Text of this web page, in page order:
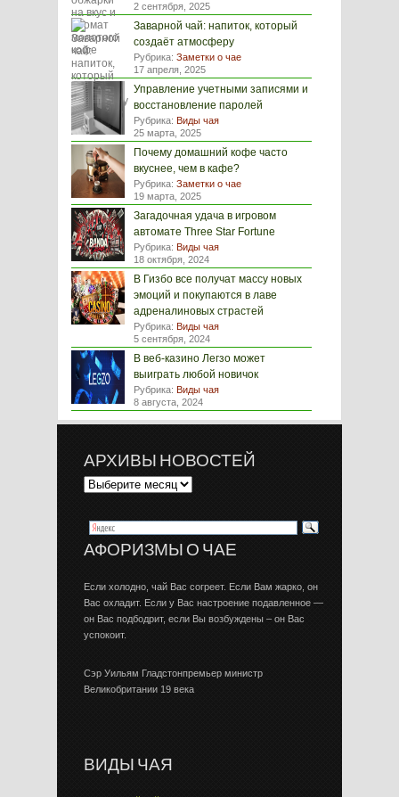
2 сентября, 2025
Заварной чай: напиток, который
создаёт атмосферу
Рубрика: Заметки о чае
17 апреля, 2025
Управление учетными записями и
восстановление паролей
Рубрика: Виды чая
25 марта, 2025
Почему домашний кофе часто
вкуснее, чем в кафе?
Рубрика: Заметки о чае
19 марта, 2025
Загадочная удача в игровом
автомате Three Star Fortune
Рубрика: Виды чая
18 октября, 2024
В Гизбо все получат массу новых
эмоций и покупаются в лаве
адреналиновых страстей
Рубрика: Виды чая
5 сентября, 2024
В веб-казино Легзо может
выиграть любой новичок
Рубрика: Виды чая
8 августа, 2024
АРХИВЫ НОВОСТЕЙ
АФОРИЗМЫ О ЧАЕ
Если холодно, чай Вас согреет. Если Вам жарко, он
Вас охладит. Если у Вас настроение подавленное —
он Вас подбодрит, если Вы возбуждены – он Вас
успокоит.
Сэр Уильям Гладстонпремьер министр
Великобритании 19 века
ВИДЫ ЧАЯ